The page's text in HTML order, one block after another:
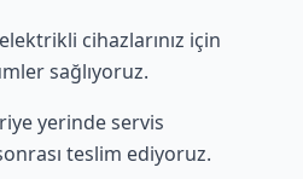
cihazlarınız için
sağlıyoruz.
yerinde servis
teslim ediyoruz.